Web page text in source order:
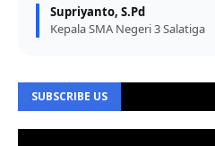
Supriyanto, S.Pd
Kepala SMA Negeri 3 Salatiga
SUBSCRIBE US